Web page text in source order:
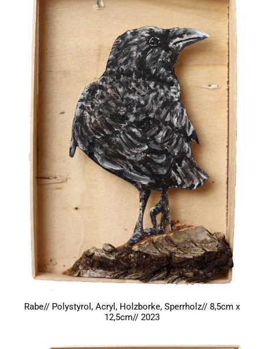
Rabe// Polystyrol, Acryl, Holzborke, Sperrholz// 8,5cm x
12,5cm// 2023